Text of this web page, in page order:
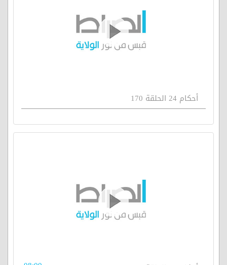
أحكام 24 الحلقة 170